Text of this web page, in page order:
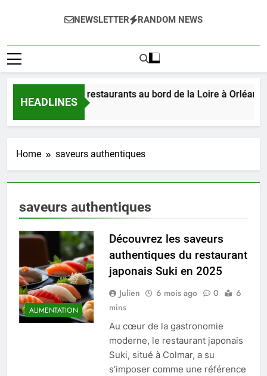
NEWSLETTER RANDOM NEWS
HEADLINES
les délices des restaurants au bord de la Loire à Orléans
Home saveurs authentiques
saveurs authentiques
ALIMENTATION
Découvrez les saveurs
authentiques du restaurant
japonais Suki en 2025
Julien 6 mois ago 0
6
mins
Au cœur de la gastronomie
moderne, le restaurant japonais
Suki, situé à Colmar, a su
s’imposer comme une référence